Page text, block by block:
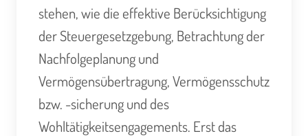
stehen, wie die effektive Berücksichtigung
der Steuergesetzgebung, Betrachtung der
Nachfolgeplanung und
Vermögensübertragung, Vermögensschutz
bzw. -sicherung und des
Wohltätigkeitsengagements. Erst das